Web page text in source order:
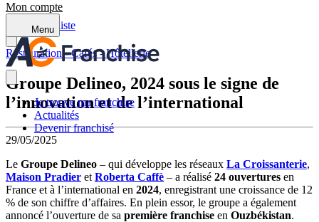
Mon compte
Menu
Je trouve ma franchise
Actualités
Devenir franchisé
Retour à la liste
Restauration - Cafés - Hôtellerie
Groupe Delineo, 2024 sous le signe de
l’innovation et de l’international
29/05/2025
Le Groupe Delineo – qui développe les réseaux La Croissanterie,
Maison Pradier et Roberta Caffè – a réalisé 24 ouvertures en
France et à l’international en 2024, enregistrant une croissance de 12
% de son chiffre d’affaires. En plein essor, le groupe a également
annoncé l’ouverture de sa première franchise en Ouzbékistan.